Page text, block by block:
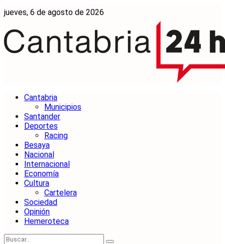
jueves, 6 de agosto de 2026
Cantabria
Municipios
Santander
Deportes
Racing
Besaya
Nacional
Internacional
Economía
Cultura
Cartelera
Sociedad
Opinión
Hemeroteca